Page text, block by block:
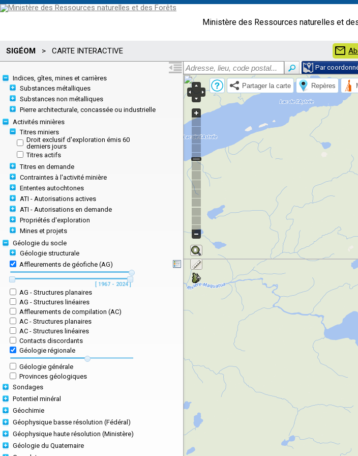
Ministère des Ressources naturelles et
SIGÉOM > CARTE INTERACTIVE mail
Par
Indices, gîtes, mines et carrières
Substances métalliques
Substances non métalliques
Pierre architecturale, concassée ou industrielle
Activités minières
Titres miniers
Droit exclusif d'exploration émis 60
derniers jours
Titres actifs
Titres en demande
Contraintes à l'activité minière
Ententes autochtones
ATI - Autorisations actives
ATI - Autorisations en demande
Propriétés d'exploration
Mines et projets
Géologie du socle
Géologie structurale
Affleurements de géofiche (AG)
[ 1967 - 2024 ]
AG - Structures planaires
AG - Structures linéaires
Affleurements de compilation (AC)
AC - Structures planaires
AC - Structures linéaires
Contacts discordants
Géologie régionale
Géologie générale
Provinces géologiques
Sondages
Potentiel minéral
Géochimie
Géophysique basse résolution (Fédéral)
Géophysique haute résolution (Ministère)
Géologie du Quaternaire
Partager la carte Repères